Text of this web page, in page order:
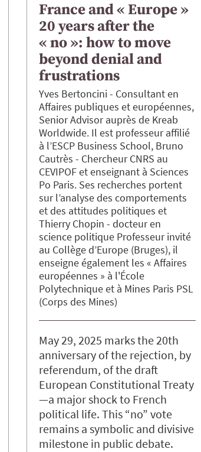
France and « Europe »
20 years after the
« no »: how to move
beyond denial and
frustrations
Yves Bertoncini
Consultant en
Affaires publiques et européennes,
Senior Advisor auprès de Kreab
Worldwide. Il est professeur affilié
à l’ESCP Business School Bruno
Cautrès
Chercheur CNRS au
CEVIPOF et enseignant à Sciences
Po Paris. Ses recherches portent
sur l’analyse des comportements
et des attitudes politiques
Thierry Chopin
docteur en
science politique Professeur invité
au Collège d’Europe (Bruges), il
enseigne également les « Affaires
européennes » à l'École
Polytechnique et à Mines Paris PSL
(Corps des Mines)
May 29, 2025 marks the 20th
anniversary of the rejection, by
referendum, of the draft
European Constitutional Treaty
—a major shock to French
political life. This “no” vote
remains a symbolic and divisive
milestone in public debate.